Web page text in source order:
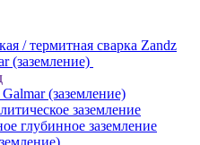
/ термитная сварка Zandz
(заземление)
(заземление)
заземление
глубинное заземление